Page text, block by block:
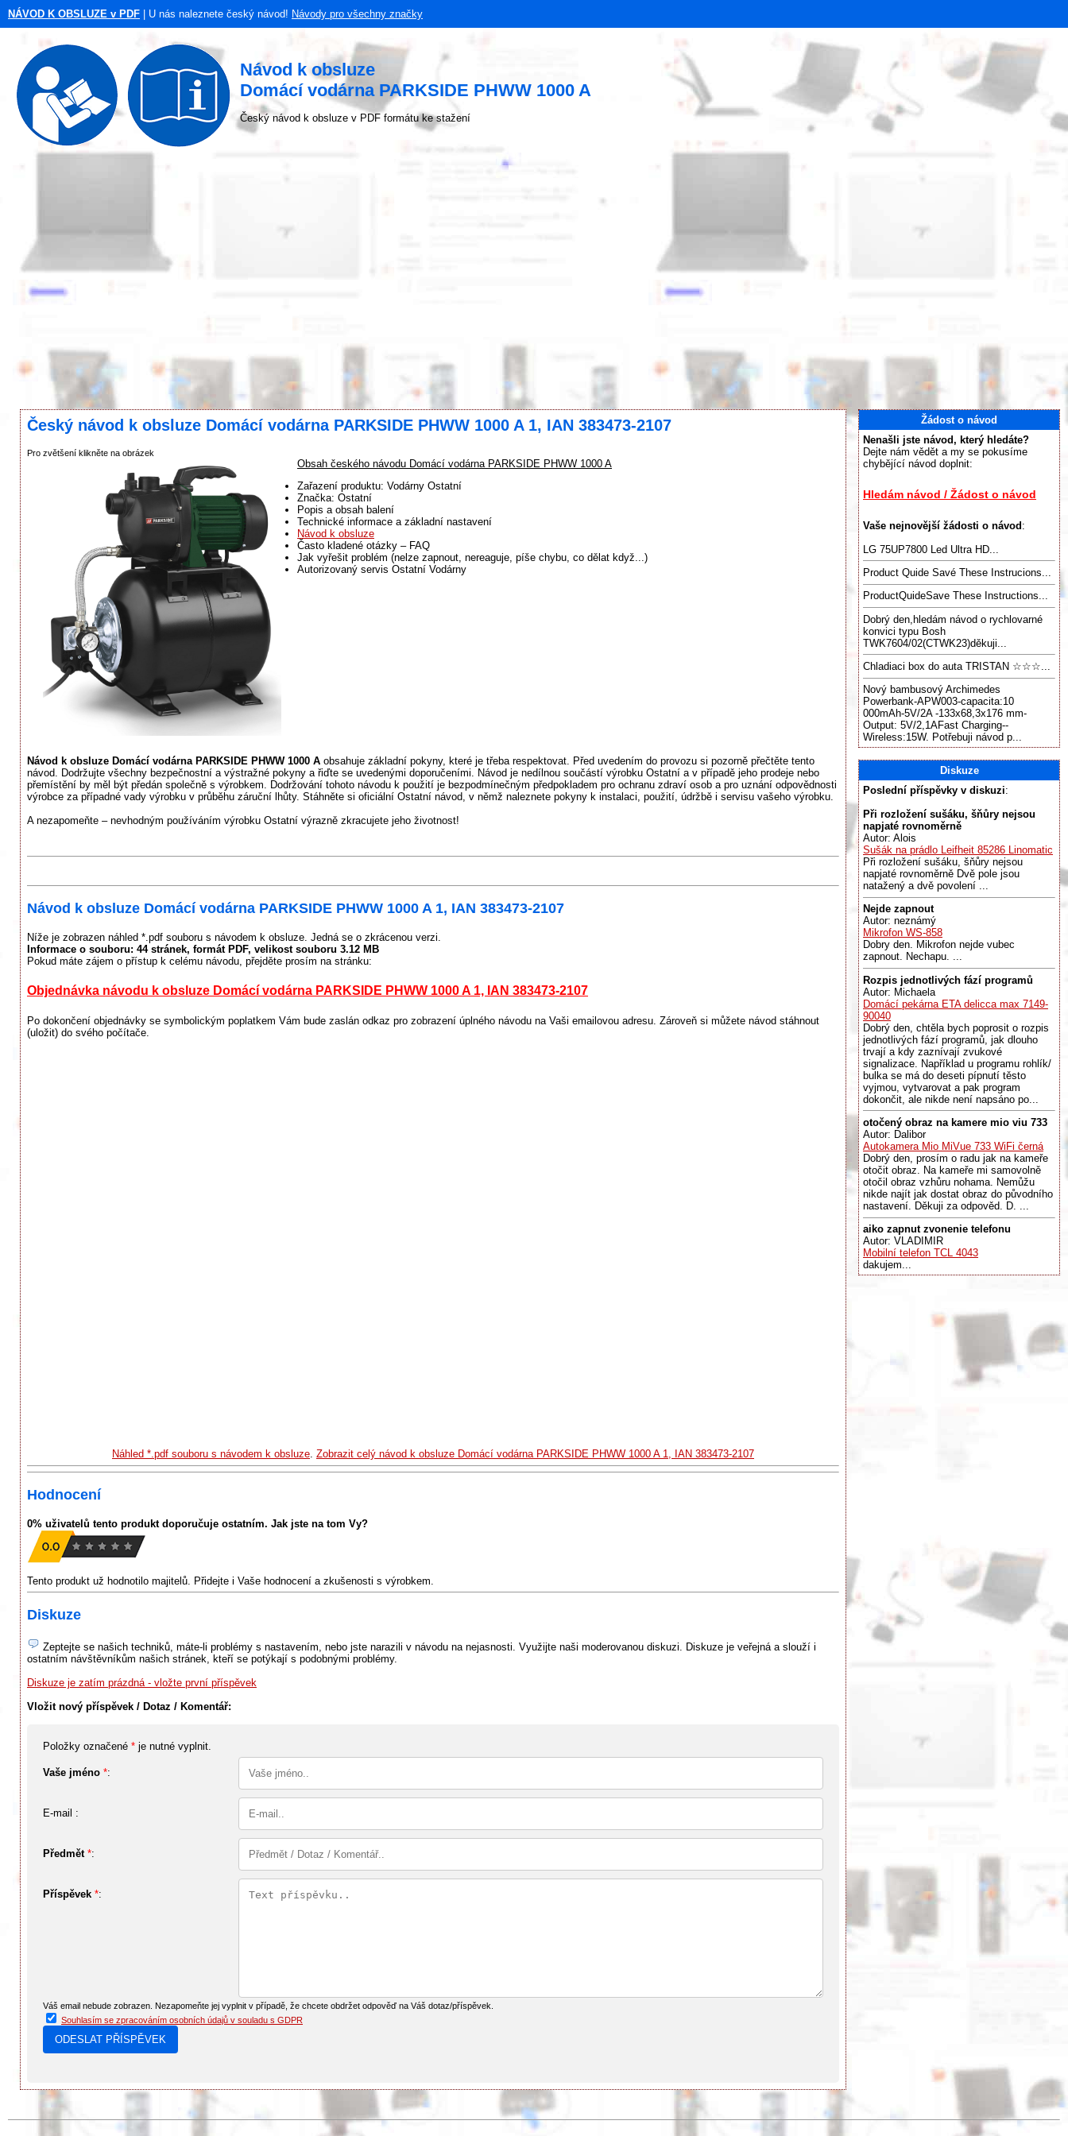
NÁVOD K OBSLUZE v PDF | U nás naleznete český návod! Návody pro všechny značky
Návod k obsluze
Domácí vodárna PARKSIDE PHWW 1000 A
Český návod k obsluze v PDF formátu ke stažení
Český návod k obsluze Domácí vodárna PARKSIDE PHWW 1000 A 1, IAN 383473-2107
Pro zvětšení klikněte na obrázek
Obsah českého návodu Domácí vodárna PARKSIDE PHWW 1000 A
Zařazení produktu: Vodárny Ostatní
Značka: Ostatní
Popis a obsah balení
Technické informace a základní nastavení
Návod k obsluze
Často kladené otázky – FAQ
Jak vyřešit problém (nelze zapnout, nereaguje, píše chybu, co dělat když...)
Autorizovaný servis Ostatní Vodárny
Návod k obsluze Domácí vodárna PARKSIDE PHWW 1000 A obsahuje základní pokyny, které je třeba respektovat. Před uvedením do provozu si pozorně přečtěte tento
návod. Dodržujte všechny bezpečnostní a výstražné pokyny a řiďte se uvedenými doporučeními. Návod je nedílnou součástí výrobku Ostatní a v případě jeho prodeje nebo
přemístění by měl být předán společně s výrobkem. Dodržování tohoto návodu k použití je bezpodmínečným předpokladem pro ochranu zdraví osob a pro uznání odpovědnosti
výrobce za případné vady výrobku v průběhu záruční lhůty. Stáhněte si oficiální Ostatní návod, v němž naleznete pokyny k instalaci, použití, údržbě i servisu vašeho výrobku.
A nezapomeňte – nevhodným používáním výrobku Ostatní výrazně zkracujete jeho životnost!
Návod k obsluze Domácí vodárna PARKSIDE PHWW 1000 A 1, IAN 383473-2107
Níže je zobrazen náhled *.pdf souboru s návodem k obsluze. Jedná se o zkrácenou verzi.
Informace o souboru: 44 stránek, formát PDF, velikost souboru 3.12 MB
Pokud máte zájem o přístup k celému návodu, přejděte prosím na stránku:
Objednávka návodu k obsluze Domácí vodárna PARKSIDE PHWW 1000 A 1, IAN 383473-2107
Po dokončení objednávky se symbolickým poplatkem Vám bude zaslán odkaz pro zobrazení úplného návodu na Vaši emailovou adresu. Zároveň si můžete návod stáhnout
(uložit) do svého počítače.
Náhled *.pdf souboru s návodem k obsluze. Zobrazit celý návod k obsluze Domácí vodárna PARKSIDE PHWW 1000 A 1, IAN 383473-2107
Hodnocení
0% uživatelů tento produkt doporučuje ostatním. Jak jste na tom Vy?
Tento produkt už hodnotilo majitelů. Přidejte i Vaše hodnocení a zkušenosti s výrobkem.
Diskuze
Zeptejte se našich techniků, máte-li problémy s nastavením, nebo jste narazili v návodu na nejasnosti. Využijte naši moderovanou diskuzi. Diskuze je veřejná a slouží i
ostatním návštěvníkům našich stránek, kteří se potýkají s podobnými problémy.
Diskuze je zatím prázdná - vložte první příspěvek
Vložit nový příspěvek / Dotaz / Komentář:
Položky označené * je nutné vyplnit.
Vaše jméno *:
E-mail :
Předmět *:
Příspěvek *:
Váš email nebude zobrazen. Nezapomeňte jej vyplnit v případě, že chcete obdržet odpověď na Váš dotaz/příspěvek.
Souhlasím se zpracováním osobních údajů v souladu s GDPR
Žádost o návod
Nenašli jste návod, který hledáte?
Dejte nám vědět a my se pokusíme
chybějící návod doplnit:
Hledám návod / Žádost o návod
Vaše nejnovější žádosti o návod :
LG 75UP7800 Led Ultra HD...
Product Quide Savé These Instrucions...
ProductQuideSave These Instructions...
Dobrý den,hledám návod o rychlovarné
konvici typu Bosh
TWK7604/02(CTWK23)děkuji...
Chladiaci box do auta TRISTAN ☆☆☆...
Nový bambusový Archimedes
Powerbank-APW003-capacita:10
000mAh-5V/2A -133x68,3x176 mm-
Output: 5V/2,1AFast Charging--
Wireless:15W. Potřebuji návod p...
Diskuze
Poslední příspěvky v diskuzi:
Při rozložení sušáku, šňůry nejsou
napjaté rovnoměrně
Autor: Alois
Sušák na prádlo Leifheit 85286 Linomatic
Při rozložení sušáku, šňůry nejsou
napjaté rovnoměrně Dvě pole jsou
natažený a dvě povolení ...
Nejde zapnout
Autor: neznámý
Mikrofon WS-858
Dobry den. Mikrofon nejde vubec
zapnout. Nechapu. ...
Rozpis jednotlivých fází programů
Autor: Michaela
Domácí pekárna ETA delicca max 7149-
90040
Dobrý den, chtěla bych poprosit o rozpis
jednotlivých fází programů, jak dlouho
trvají a kdy zaznívají zvukové
signalizace. Například u programu rohlík/
bulka se má do deseti pípnutí těsto
vyjmou, vytvarovat a pak program
dokončit, ale nikde není napsáno po...
otočený obraz na kamere mio viu 733
Autor: Dalibor
Autokamera Mio MiVue 733 WiFi černá
Dobrý den, prosím o radu jak na kameře
otočit obraz. Na kameře mi samovolně
otočil obraz vzhůru nohama. Nemůžu
nikde najít jak dostat obraz do původního
nastavení. Děkuji za odpověd. D. ...
aiko zapnut zvonenie telefonu
Autor: VLADIMIR
Mobilní telefon TCL 4043
dakujem...